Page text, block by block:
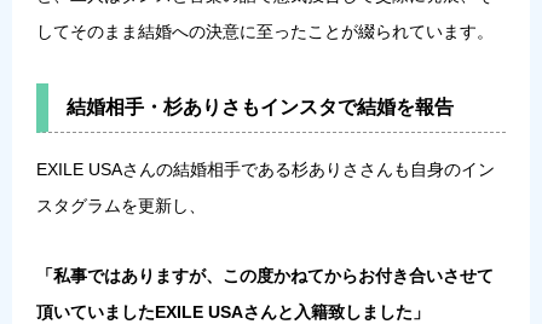
してそのまま結婚への決意に至ったことが綴られています。
結婚相手・杉ありさもインスタで結婚を報告
EXILE USAさんの結婚相手である杉ありささんも自身のイン
スタグラムを更新し、
「私事ではありますが、この度かねてからお付き合いさせて
頂いていましたEXILE USAさんと入籍致しました」